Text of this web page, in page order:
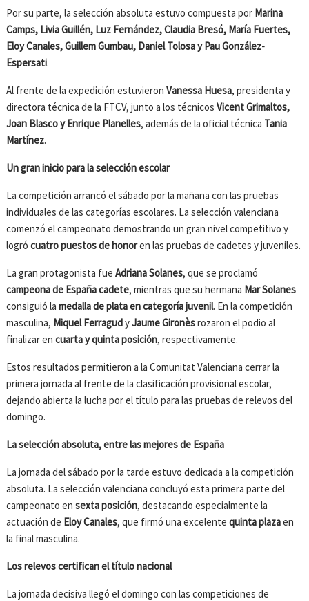
Por su parte, la selección absoluta estuvo compuesta por Marina
Camps, Livia Guillén, Luz Fernández, Claudia Bresó, María Fuertes,
Eloy Canales, Guillem Gumbau, Daniel Tolosa y Pau González-
Espersati.
Al frente de la expedición estuvieronVanessa Huesa, presidenta y
directora técnica de la FTCV, junto a los técnicosVicent Grimaltos,
Joan Blasco y Enrique Planelles, además de la oficial técnica Tania
Martínez.
Un gran inicio para la selección escolar
La competición arrancó el sábado por la mañana con las pruebas
individuales de las categorías escolares. La selección valenciana
comenzó el campeonato demostrando un gran nivel competitivo y
logrócuatro puestos de honoren las pruebas de cadetes y juveniles.
La gran protagonista fueAdriana Solanes, que se proclamó
campeona de España cadete, mientras que su hermana Mar Solanes
consiguió lamedalla de plata en categoría juvenil. En la competición
masculina, Miquel FerragudyJaume Gironèsrozaron el podio al
finalizar encuarta y quinta posición, respectivamente.
Estos resultados permitieron a la Comunitat Valenciana cerrar la
primera jornada al frente de la clasificación provisional escolar,
dejando abierta la lucha por el título para las pruebas de relevos del
domingo.
La selección absoluta, entre las mejores de España
La jornada del sábado por la tarde estuvo dedicada a la competición
absoluta. La selección valenciana concluyó esta primera parte del
campeonato ensexta posición, destacando especialmente la
actuación de Eloy Canales, que firmó una excelentequinta plazaen
la final masculina.
Los relevos certifican el título nacional
La jornada decisiva llegó el domingo con las competiciones de